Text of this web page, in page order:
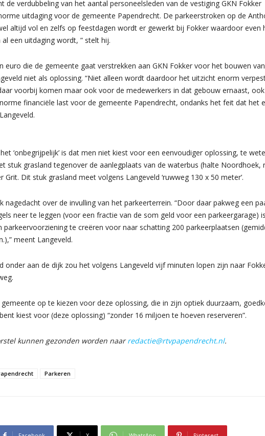
de verdubbeling van het aantal personeelsleden van de vestiging GKN Fokker
uitdaging voor de gemeente Papendrecht. De parkeerstroken op de
altijd vol en zelfs op feestdagen wordt er gewerkt bij Fokker waardoor even
een uitdaging wordt, ” stelt hij.
euro die de gemeente gaat verstrekken aan GKN Fokker voor het bouwen
niet als oplossing. “Niet alleen wordt daardoor het uitzicht enorm
voorbij komen maar ook voor de medewerkers in dat gebouw ernaast,
financiële last voor de gemeente Papendrecht, ondanks het feit dat het
‘onbegrijpelijk’ is dat men niet kiest voor een eenvoudiger oplossing, te
stuk grasland tegenover de aanlegplaats van de waterbus (halte Noordhoek,
Grit. Dit stuk grasland meet volgens Langeveld ‘ruwweg 130 x 50 meter’.
nagedacht over de invulling van het parkeerterrein. “Door daar pakweg een
neer te leggen (voor een fractie van de som geld voor een parkeergarage)
parkeervoorziening te creëren voor naar schatting 200 parkeerplaatsen
meent Langeveld.
onder aan de dijk zou het volgens Langeveld vijf minuten lopen zijn naar
op te kiezen voor deze oplossing, die in zijn optiek duurzaam,
kiest voor (deze oplossing) “zonder 16 miljoen te hoeven reserveren”.
kunnen gezonden worden naarredactie@rtvpapendrecht.nl.
Parkeren